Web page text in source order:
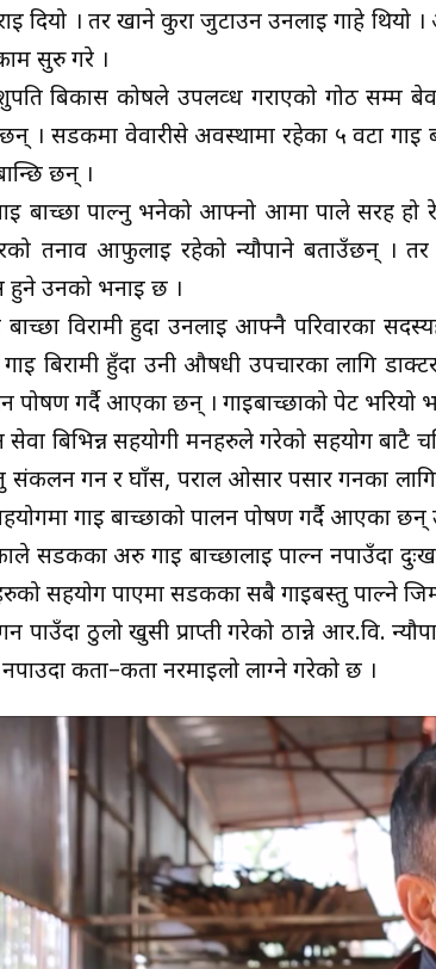
दियो । तर खाने कुरा जुटाउन उनलाई गाहे
सुरु गरे ।
बिकास कोषले उपलव्ध गराएको गोठ सम्म
। सडकमा वेवारीसे अवस्थामा रहेका ५ वटा
छन् ।
बाच्छा पाल्नु भनेको आफ्नो आमा पाले सरह हो
तनाव आफुलाई रहेको न्यौपाने बताउँछन् ।
उनको भनाई छ ।
विरामी हुदा उनलाई आफ्नै परिवारका
बिरामी हुँदा उनी औषधी उपचारका लागि
पोषण गर्दै आएका छन् । गाईबाच्छाको पेट
बिभिन्न सहयोगी मनहरुले गरेको सहयोग बाटै
संकलन गर्न र घाँस, पराल ओसार पसार गर्नका
गाई बाच्छाको पालन पोषण गर्दै आएका छन्
सडकका अरु गाई बाच्छालाई पाल्न नपाउँदा
सहयोग पाएमा सडकका सबै गाईबस्तु पाल्ने
गर्न पाउँदा ठुलो खुसी प्राप्ती गरेको ठान्ने
कता–कता नरमाइलो लाग्ने गरेको छ ।